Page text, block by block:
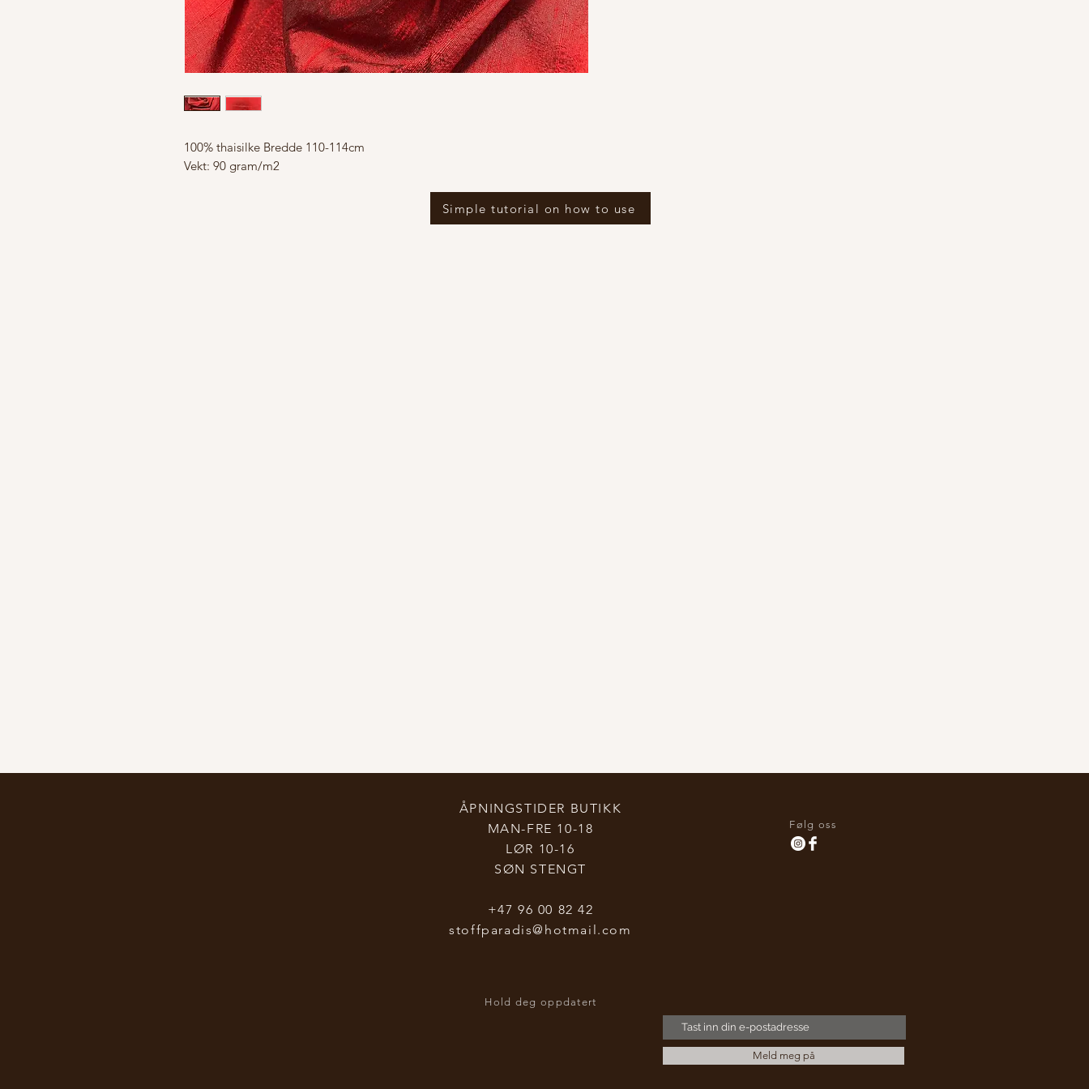
100% thaisilke Bredde 110-114cm
Vekt: 90 gram/m2
Simple tutorial on how to use
ÅPNINGSTIDER BUTIKK
MAN-FRE 10-18
LØR 10-16
SØN STENGT
+47 96 00 82 42
stoffparadis@hotmail.com
Følg oss
Hold deg oppdatert
Meld meg på